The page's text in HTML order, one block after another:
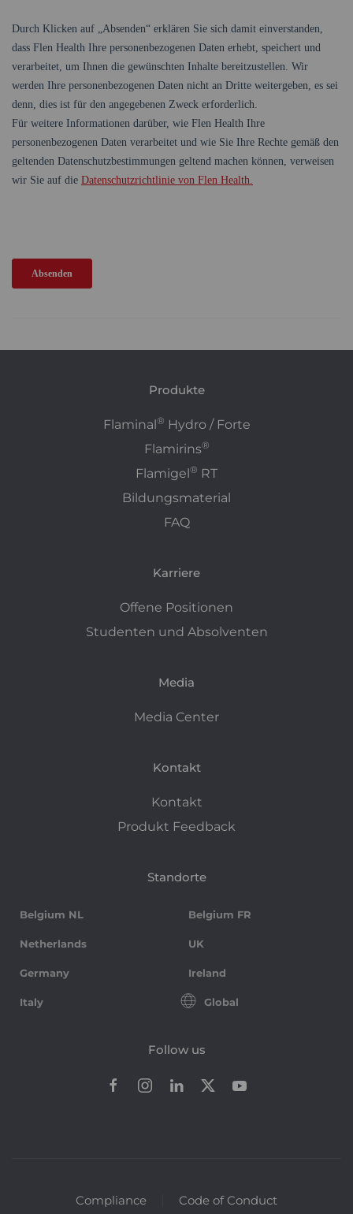
Produkte
Flaminal® Hydro / Forte
Flamirins®
Flamigel® RT
Bildungsmaterial
FAQ
Karriere
Offene Positionen
Studenten und Absolventen
Media
Media Center
Kontakt
Kontakt
Produkt Feedback
Standorte
Belgium NL Belgium FR
Netherlands UK
Germany Ireland
Italy Global
Follow us
Compliance Code of Conduct